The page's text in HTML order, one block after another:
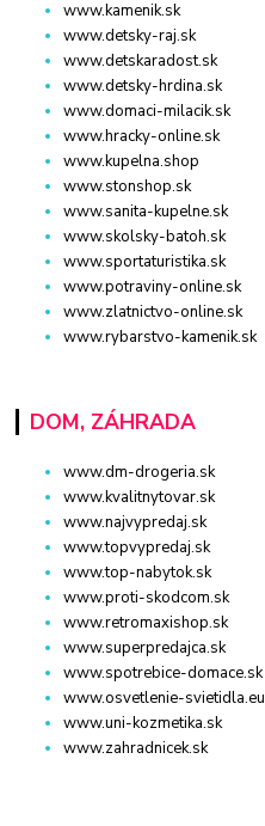
www.kamenik.sk
www.detsky-raj.sk
www.detskaradost.sk
www.detsky-hrdina.sk
www.domaci-milacik.sk
www.hracky-online.sk
www.kupelna.shop
www.stonshop.sk
www.sanita-kupelne.sk
www.skolsky-batoh.sk
www.sportaturistika.sk
www.potraviny-online.sk
www.zlatnictvo-online.sk
www.rybarstvo-kamenik.sk
DOM, ZÁHRADA
www.dm-drogeria.sk
www.kvalitnytovar.sk
www.najvypredaj.sk
www.topvypredaj.sk
www.top-nabytok.sk
www.proti-skodcom.sk
www.retromaxishop.sk
www.superpredajca.sk
www.spotrebice-domace.sk
www.osvetlenie-svietidla.eu
www.uni-kozmetika.sk
www.zahradnicek.sk